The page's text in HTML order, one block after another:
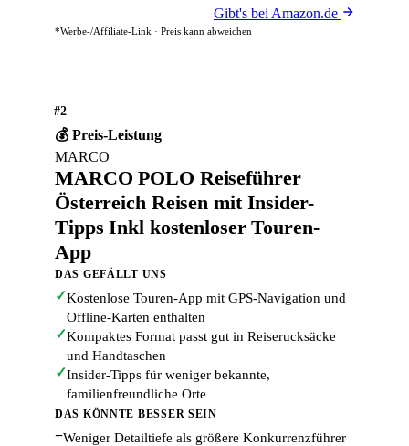
Gibt's bei Amazon.de
*Werbe-/Affiliate-Link · Preis kann abweichen
#2
💰 Preis-Leistung
MARCO
MARCO POLO Reiseführer
Österreich Reisen mit Insider-
Tipps Inkl kostenloser Touren-
App
DAS GEFÄLLT UNS
✓Kostenlose Touren-App mit GPS-Navigation und
Offline-Karten enthalten
✓Kompaktes Format passt gut in Reiserucksäcke
und Handtaschen
✓Insider-Tipps für weniger bekannte,
familienfreundliche Orte
DAS KÖNNTE BESSER SEIN
−Weniger Detailtiefe als größere Konkurrenzführer